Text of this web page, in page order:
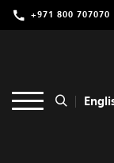
+971 800 707070